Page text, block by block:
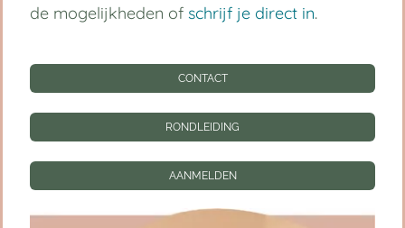
Babygroep
Tarieven
Informatie
de mogelijkheden of schrijf je direct in.
CONTACT
RONDLEIDING
AANMELDEN